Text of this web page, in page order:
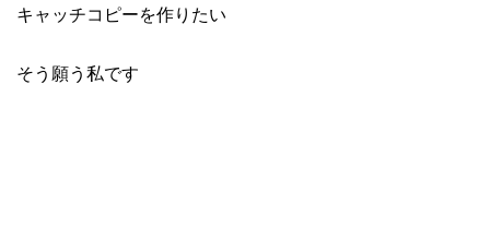
キャッチコピーを作りたい
そう願う私です